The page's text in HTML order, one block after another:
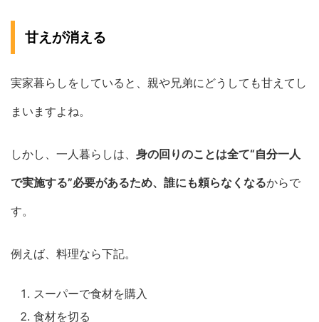
甘えが消える
実家暮らしをしていると、親や兄弟にどうしても甘えてし
まいますよね。
しかし、一人暮らしは、 身の回りのことは全て“自分一人
で実施する”必要があるため、誰にも頼らなくなるからで
す。
例えば、料理なら下記。
スーパーで食材を購入
食材を切る